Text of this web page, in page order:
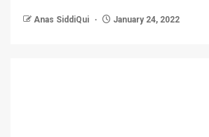
Anas SiddiQui January 24, 2022